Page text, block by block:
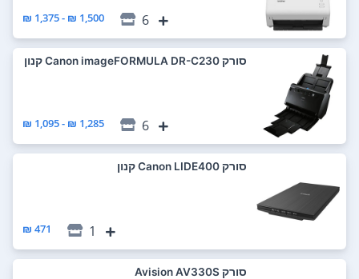
6
1,500 ₪ - 1,375 ₪
סורק Canon imageFORMULA DR-C230 קנון
6
1,285 ₪ - 1,095 ₪
סורק Canon LIDE400 קנון
1
471 ₪
סורק Avision AV330S